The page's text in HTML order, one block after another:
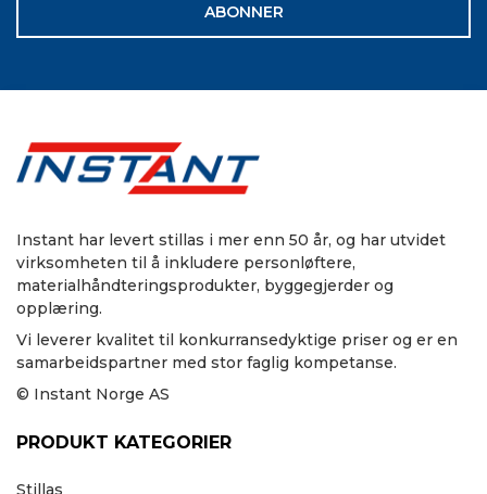
ABONNER
Instant har levert stillas i mer enn 50 år, og har utvidet
virksomheten til å inkludere personløftere,
materialhåndteringsprodukter, byggegjerder og
opplæring.
Vi leverer kvalitet til konkurransedyktige priser og er en
samarbeidspartner med stor faglig kompetanse.
© Instant Norge AS
PRODUKT KATEGORIER
Stillas